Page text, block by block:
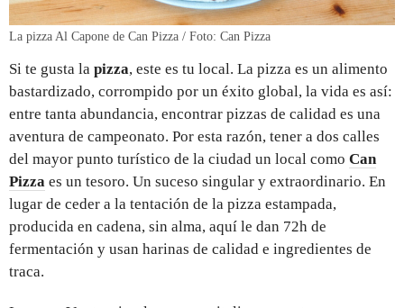
La pizza Al Capone de Can Pizza / Foto: Can Pizza
Si te gusta la pizza, este es tu local. La pizza es un alimento
bastardizado, corrompido por un éxito global, la vida es así:
entre tanta abundancia, encontrar pizzas de calidad es una
aventura de campeonato. Por esta razón, tener a dos calles
del mayor punto turístico de la ciudad un local como Can
Pizza es un tesoro. Un suceso singular y extraordinario. En
lugar de ceder a la tentación de la pizza estampada,
producida en cadena, sin alma, aquí le dan 72h de
fermentación y usan harinas de calidad e ingredientes de
traca.